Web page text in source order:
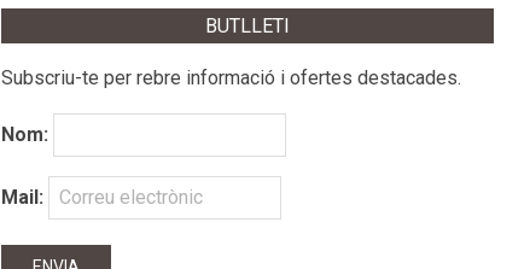
BUTLLETI
Subscriu-te per rebre informació i ofertes destacades.
Nom:
Mail: